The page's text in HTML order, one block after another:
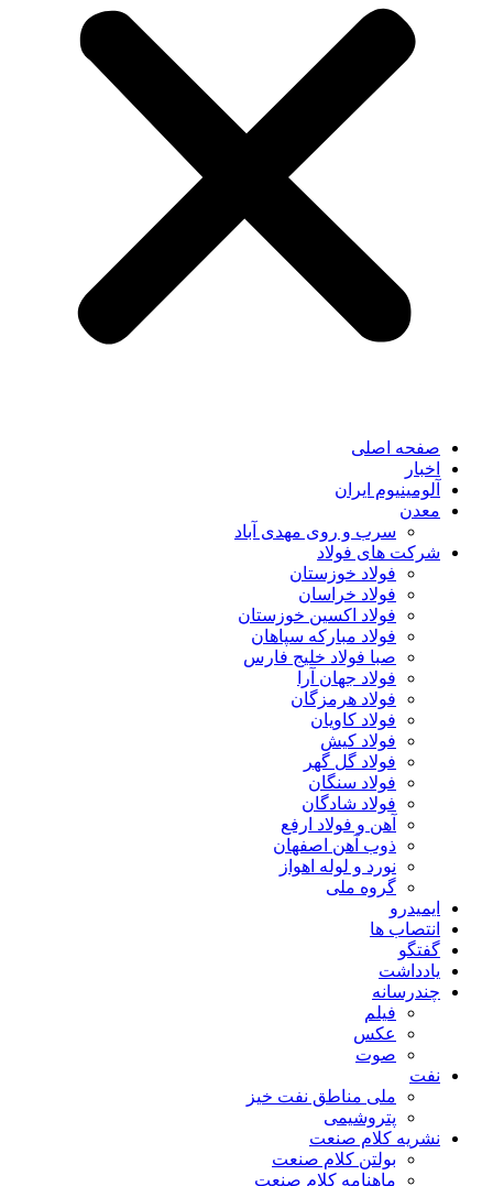
صفحه اصلی
اخبار
آلومینیوم ایران
معدن
سرب و روی مهدی آباد
شرکت های فولاد
فولاد خوزستان
فولاد خراسان
فولاد اکسین خوزستان
فولاد مبارکه سپاهان
صبا فولاد خلیج فارس
فولاد جهان آرا
فولاد هرمزگان
فولاد کاویان
فولاد کیش
فولاد گل گهر
فولاد سنگان
فولاد شادگان
آهن و فولاد ارفع
ذوب آهن اصفهان
نورد و لوله اهواز
گروه ملی
ایمیدرو
انتصاب ها
گفتگو
یادداشت
چندرسانه
فیلم
عکس
صوت
نفت
ملی مناطق نفت خیز
پتروشیمی
نشریه کلام صنعت
بولتن کلام صنعت
ماهنامه کلام صنعت